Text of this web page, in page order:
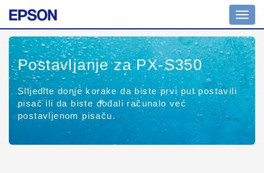
Postavljanje za PX-S350
Slijedite donje korake da biste prvi put postavili
pisač ili da biste dodali računalo već
postavljenom pisaču.